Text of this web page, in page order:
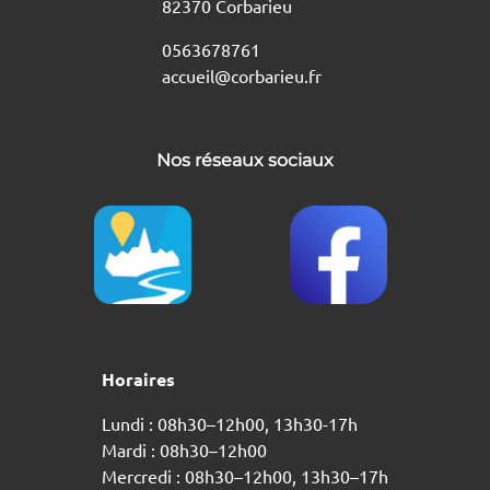
82370 Corbarieu
0563678761
accueil@corbarieu.fr
Nos réseaux sociaux
Horaires
Lundi : 08h30–12h00, 13h30-17h
Mardi : 08h30–12h00
Mercredi : 08h30–12h00, 13h30–17h